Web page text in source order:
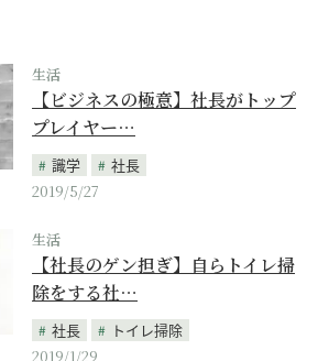
生活
【ビジネスの極意】社長がトップ
プレイヤー…
識学
社長
2019/5/27
生活
【社長のゲン担ぎ】自らトイレ掃
除をする社…
社長
トイレ掃除
2019/1/29